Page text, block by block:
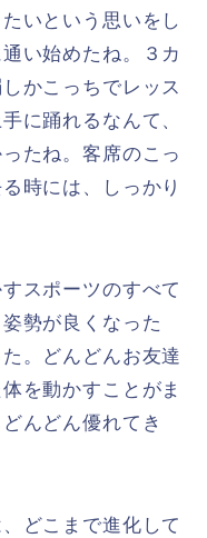
いという思いをし
い始めたね。３カ
かこっちでレッス
に踊れるなんて、
たね。客席のこっ
時には、しっかり
スポーツのすべて
勢が良くなった
。どんどんお友達
を動かすことがま
んどん優れてき
どこまで進化して